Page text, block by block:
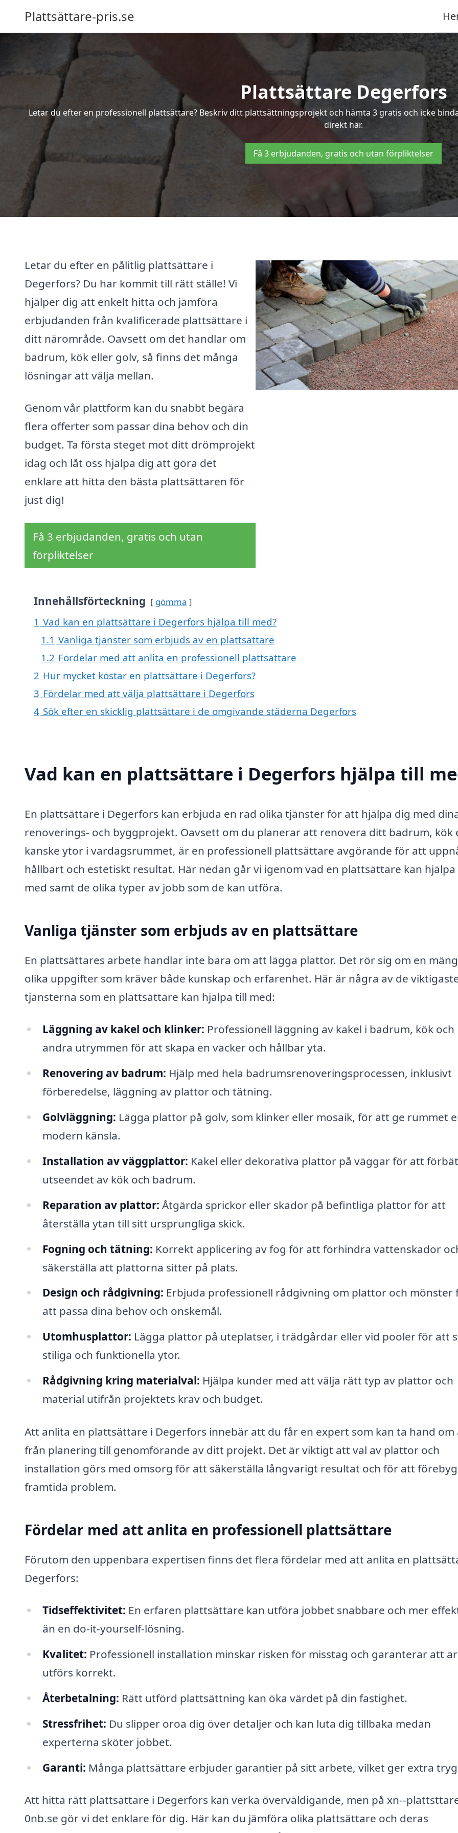
Plattsättare-pris.se
Plattsättare Degerfors
Letar du efter en professionell plattsättare? Beskriv ditt plattsättningsprojekt och hämta 3 gratis och icke
direkt här.
Få 3 erbjudanden, gratis och utan förpliktelser
Letar du efter en pålitlig plattsättare i
Degerfors? Du har kommit till rätt ställe! Vi
hjälper dig att enkelt hitta och jämföra
erbjudanden från kvalificerade plattsättare i
ditt närområde. Oavsett om det handlar om
badrum, kök eller golv, så finns det många
lösningar att välja mellan.
Genom vår plattform kan du snabbt begära
flera offerter som passar dina behov och din
budget. Ta första steget mot ditt drömprojekt
idag och låt oss hjälpa dig att göra det
enklare att hitta den bästa plattsättaren för
just dig!
Få 3 erbjudanden, gratis och utan
förpliktelser
Innehållsförteckning gömma
1 Vad kan en plattsättare i Degerfors hjälpa till med?
1.1 Vanliga tjänster som erbjuds av en plattsättare
1.2 Fördelar med att anlita en professionell plattsättare
2 Hur mycket kostar en plattsättare i Degerfors?
3 Fördelar med att välja plattsättare i Degerfors
4 Sök efter en skicklig plattsättare i de omgivande städerna Degerfors
Vad kan en plattsättare i Degerfors hjälpa till
En plattsättare i Degerfors kan erbjuda en rad olika tjänster för att hjälpa dig med
renoverings- och byggprojekt. Oavsett om du planerar att renovera ditt badrum, kök
kanske ytor i vardagsrummet, är en professionell plattsättare avgörande för att
hållbart och estetiskt resultat. Här nedan går vi igenom vad en plattsättare kan hjälpa
med samt de olika typer av jobb som de kan utföra.
Vanliga tjänster som erbjuds av en plattsättare
En plattsättares arbete handlar inte bara om att lägga plattor. Det rör sig om en
olika uppgifter som kräver både kunskap och erfarenhet. Här är några av de
tjänsterna som en plattsättare kan hjälpa till med:
Läggning av kakel och klinker: Professionell läggning av kakel i badrum, kök och
andra utrymmen för att skapa en vacker och hållbar yta.
Renovering av badrum: Hjälp med hela badrumsrenoveringsprocessen, inklusivt
förberedelse, läggning av plattor och tätning.
Golvläggning: Lägga plattor på golv, som klinker eller mosaik, för att ge rummet
modern känsla.
Installation av väggplattor: Kakel eller dekorativa plattor på väggar för att
utseendet av kök och badrum.
Reparation av plattor: Åtgärda sprickor eller skador på befintliga plattor för att
återställa ytan till sitt ursprungliga skick.
Fogning och tätning: Korrekt applicering av fog för att förhindra vattenskador
säkerställa att plattorna sitter på plats.
Design och rådgivning: Erbjuda professionell rådgivning om plattor och mönster
att passa dina behov och önskemål.
Utomhusplattor: Lägga plattor på uteplatser, i trädgårdar eller vid pooler för att
stiliga och funktionella ytor.
Rådgivning kring materialval: Hjälpa kunder med att välja rätt typ av plattor och
material utifrån projektets krav och budget.
Att anlita en plattsättare i Degerfors innebär att du får en expert som kan ta hand om
från planering till genomförande av ditt projekt. Det är viktigt att val av plattor och
installation görs med omsorg för att säkerställa långvarigt resultat och för att
framtida problem.
Fördelar med att anlita en professionell plattsättare
Förutom den uppenbara expertisen finns det flera fördelar med att anlita en
Degerfors:
Tidseffektivitet: En erfaren plattsättare kan utföra jobbet snabbare och mer
än en do-it-yourself-lösning.
Kvalitet: Professionell installation minskar risken för misstag och garanterar att
utförs korrekt.
Återbetalning: Rätt utförd plattsättning kan öka värdet på din fastighet.
Stressfrihet: Du slipper oroa dig över detaljer och kan luta dig tillbaka medan
experterna sköter jobbet.
Garanti: Många plattsättare erbjuder garantier på sitt arbete, vilket ger extra
Att hitta rätt plattsättare i Degerfors kan verka överväldigande, men på xn--
0nb.se gör vi det enklare för dig. Här kan du jämföra olika plattsättare och deras